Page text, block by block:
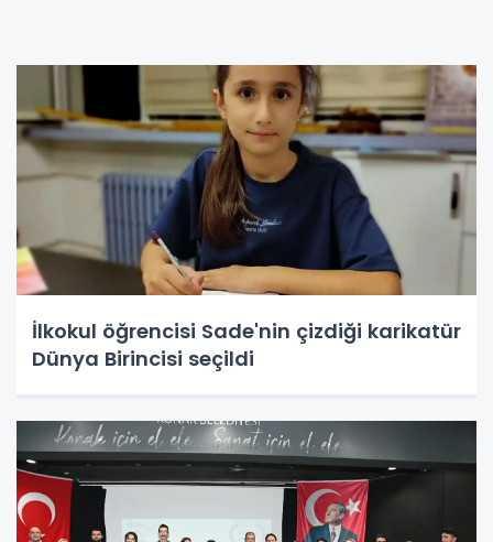
İlkokul öğrencisi Sade'nin çizdiği karikatür
Dünya Birincisi seçildi